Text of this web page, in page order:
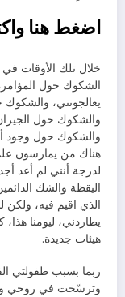
اضغط هنا
خلال تلك الأوقات
الشكوك حول
يعالجونني، والشكوك
والشكوك حول
والشكوك حول وجود
هناك من يمارسون
لدرجة أنني لم أعد
اليقظة والشك
الذي اقيم فيه،
يطاردني، ليومنا
هيئات جديدة.
ربما بسبب طفولتي
وترسّخت في روحي